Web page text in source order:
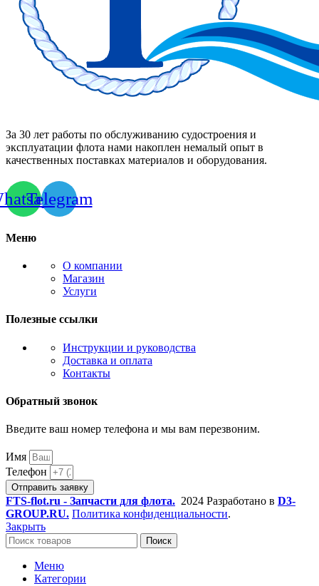
За 30 лет работы по обслуживанию судостроения и
эксплуатации флота нами накоплен немалый опыт в
качественных поставках материалов и оборудования.
Telegram
Меню
О компании
Магазин
Услуги
Полезные ссылки
Инструкции и руководства
Доставка и оплата
Контакты
Обратный звонок
Введите ваш номер телефона и мы вам перезвоним.
Имя
Телефон
Отправить заявку
FTS-flot.ru - Запчасти для флота. 2024 Разработано в D3-
GROUP.RU. Политика конфиденциальности.
Закрыть
Поиск
Меню
Категории